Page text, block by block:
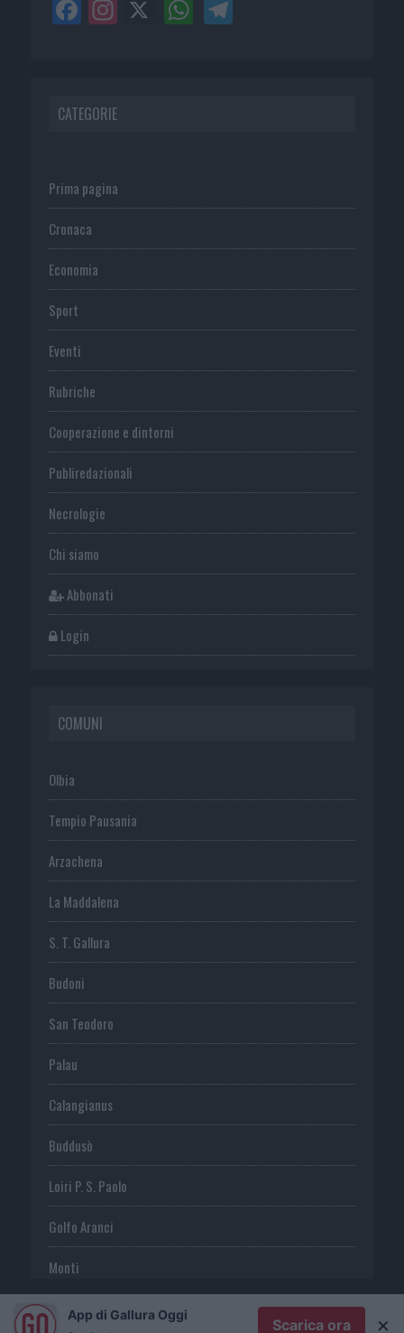
CATEGORIE
Prima pagina
Cronaca
Economia
Sport
Eventi
Rubriche
Cooperazione e dintorni
Publiredazionali
Necrologie
Chi siamo
Abbonati
Login
COMUNI
Olbia
Tempio Pausania
Arzachena
La Maddalena
S. T. Gallura
Budoni
San Teodoro
Palau
Calangianus
Buddusò
Loiri P. S. Paolo
Golfo Aranci
Monti
TeltiApp di Gallura Oggi
Scarica ora ×